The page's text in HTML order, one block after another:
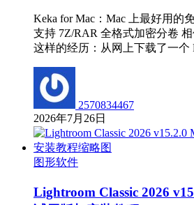
Keka for Mac：Mac 上最好用的
支持 7Z/RAR 全格式加密分卷
这样的经历：从网上下载了一
2570834467
2026年7月26日
图形软件
Lightroom Classic 2026